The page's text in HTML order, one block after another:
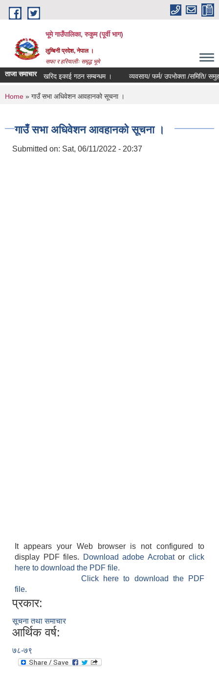
Skip to main content
भूमे गाउँपालिका, रुकुम (पूर्वी भाग)
लुम्बिनी प्रदेश, नेपाल ।
सफा र हरियालीः समृद्ध भूमे
ताजा समाचारखरिद इकाई गठन सम्बन्धम । व्यवसाय/ फर्म/ उपभोक्ता /समिति/ समुह/
You are here
Home » गाउँ सभा अधिवेशन आवहानको सूचना ।
गाउँ सभा अधिवेशन आवहानको सूचना ।
Submitted on: Sat, 06/11/2022 - 20:37
It appears your Web browser is not configured to
display PDF files.
Download adobe Acrobatorclick
here to download the PDF file.
Click here to download the PDF
file.
प्रकार:
सूचना तथा समाचार
आर्थिक वर्ष:
७८-७९